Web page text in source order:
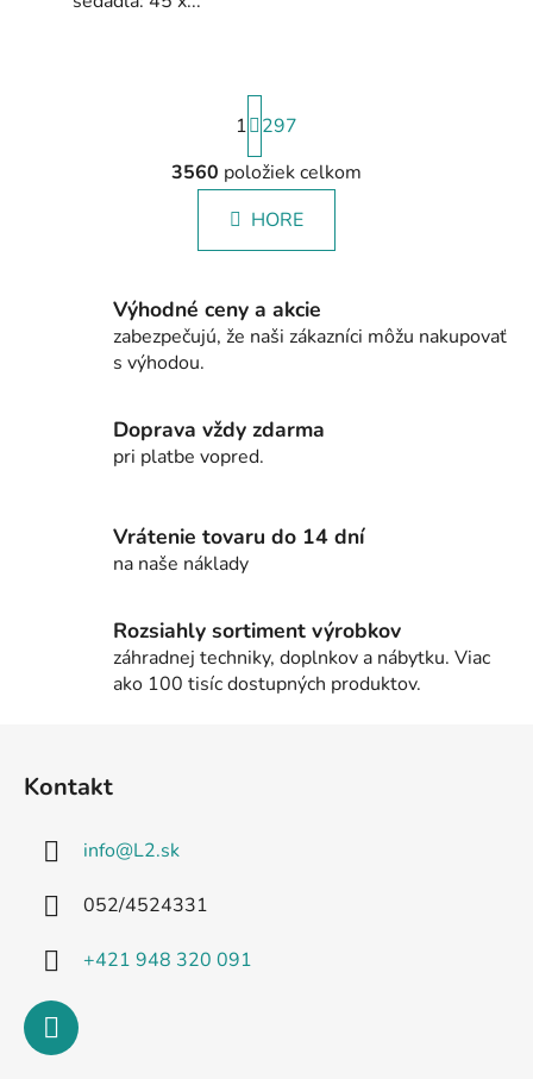
O
v
l
a
c
p
r
v
i
s
u
t
á
n
k
n
i
e
1
297
3560 položiek celkom
HORE
Výhodné ceny a akcie
zabezpečujú, že naši zákazníci môžu nakupovať
s výhodou.
Doprava vždy zdarma
pri platbe vopred.
Vrátenie tovaru do 14 dní
na naše náklady
Rozsiahly sortiment výrobkov
záhradnej techniky, doplnkov a nábytku. Viac
ako 100 tisíc dostupných produktov.
Kontakt
info@L2.sk
052/4524331
+421 948 320 091